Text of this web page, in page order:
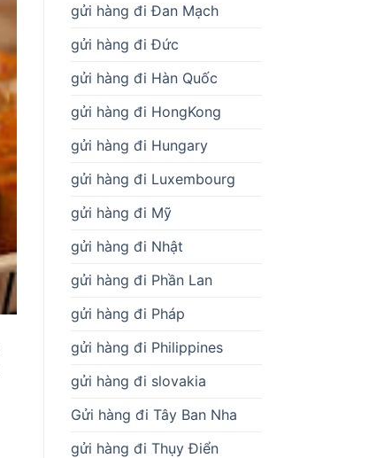
gửi hàng đi Đan Mạch
gửi hàng đi Đức
gửi hàng đi Hàn Quốc
gửi hàng đi HongKong
gửi hàng đi Hungary
gửi hàng đi Luxembourg
gửi hàng đi Mỹ
gửi hàng đi Nhật
gửi hàng đi Phần Lan
gửi hàng đi Pháp
gửi hàng đi Philippines
gửi hàng đi slovakia
Gửi hàng đi Tây Ban Nha
gửi hàng đi Thụy Điển